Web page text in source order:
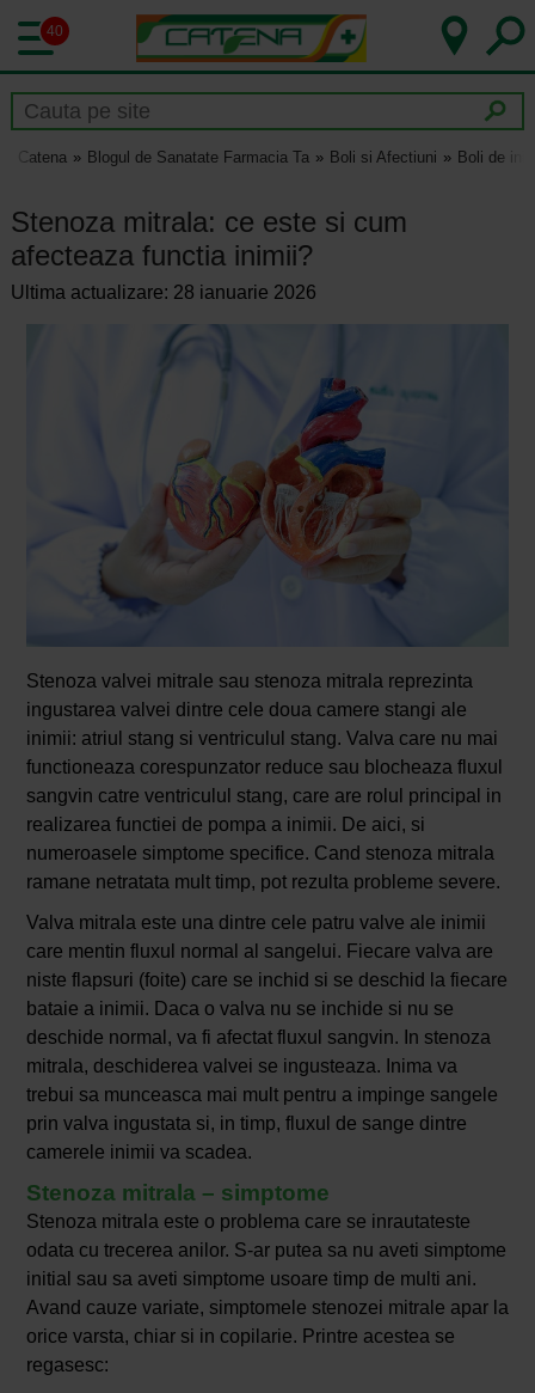
40
Catena Blogul de Sanatate Farmacia Ta Boli si Afectiuni Boli de
Stenoza mitrala: ce este si cum
afecteaza functia inimii?
Ultima actualizare: 28 ianuarie 2026
Stenoza valvei mitrale sau stenoza mitrala reprezinta
ingustarea valvei dintre cele doua camere stangi ale
inimii: atriul stang si ventriculul stang. Valva care nu mai
functioneaza corespunzator reduce sau blocheaza fluxul
sangvin catre ventriculul stang, care are rolul principal in
realizarea functiei de pompa a inimii. De aici, si
numeroasele simptome specifice. Cand stenoza mitrala
ramane netratata mult timp, pot rezulta probleme severe.
Valva mitrala este una dintre cele patru valve ale inimii
care mentin fluxul normal al sangelui. Fiecare valva are
niste flapsuri (foite) care se inchid si se deschid la fiecare
bataie a inimii. Daca o valva nu se inchide si nu se
deschide normal, va fi afectat fluxul sangvin. In stenoza
mitrala, deschiderea valvei se ingusteaza. Inima va
trebui sa munceasca mai mult pentru a impinge sangele
prin valva ingustata si, in timp, fluxul de sange dintre
camerele inimii va scadea.
Stenoza mitrala – simptome
Stenoza mitrala este o problema care se inrautateste
odata cu trecerea anilor. S-ar putea sa nu aveti simptome
initial sau sa aveti simptome usoare timp de multi ani.
Avand cauze variate, simptomele stenozei mitrale apar la
orice varsta, chiar si in copilarie. Printre acestea se
regasesc: